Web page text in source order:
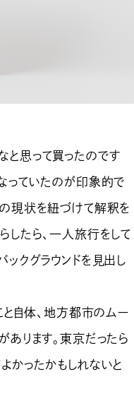
思って買ったのです
っていたのが印象的で
現状を紐づけて解釈を
したら、一人旅行をして
クグラウンドを見出し
と自体、地方都市のムー
ります。東京だったら
かったかもしれないと